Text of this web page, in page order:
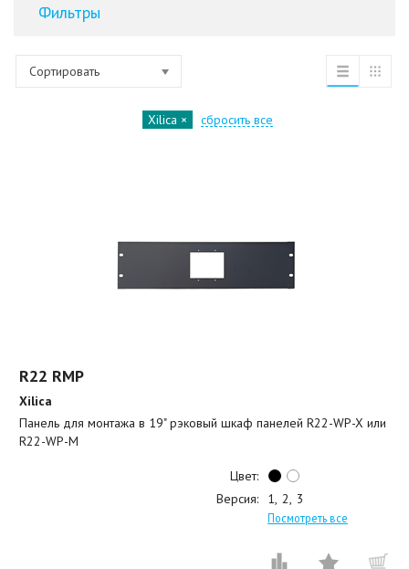
Фильтры
Сортировать
Xilica сбросить все
R22 RMP
Xilica
Панель для монтажа в 19" рэковый шкаф панелей R22-WP-X или
R22-WP-M
Цвет:
Версия:
1 2 3
Посмотреть все